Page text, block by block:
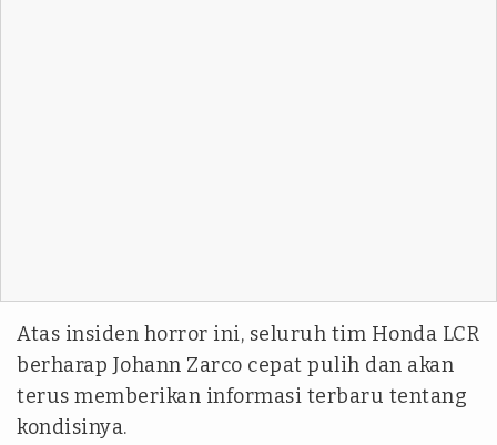
Atas insiden horror ini, seluruh tim Honda LCR
berharap Johann Zarco cepat pulih dan akan
terus memberikan informasi terbaru tentang
kondisinya.